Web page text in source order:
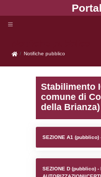
Notifiche
Notifiche pubblico
della